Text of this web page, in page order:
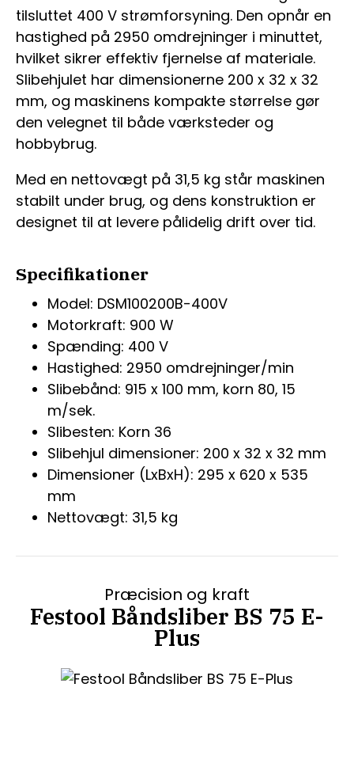
tilsluttet 400 V strømforsyning. Den opnår en
hastighed på 2950 omdrejninger i minuttet,
hvilket sikrer effektiv fjernelse af materiale.
Slibehjulet har dimensionerne 200 x 32 x 32
mm, og maskinens kompakte størrelse gør
den velegnet til både værksteder og
hobbybrug.
Med en nettovægt på 31,5 kg står maskinen
stabilt under brug, og dens konstruktion er
designet til at levere pålidelig drift over tid.
Specifikationer
Model: DSM100200B-400V
Motorkraft: 900 W
Spænding: 400 V
Hastighed: 2950 omdrejninger/min
Slibebånd: 915 x 100 mm, korn 80, 15
m/sek.
Slibesten: Korn 36
Slibehjul dimensioner: 200 x 32 x 32 mm
Dimensioner (LxBxH): 295 x 620 x 535
mm
Nettovægt: 31,5 kg
Præcision og kraft
Festool Båndsliber BS 75 E-
Plus